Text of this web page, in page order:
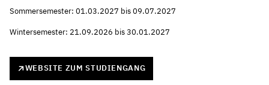
Sommersemester: 01.03.2027 bis 09.07.2027
Wintersemester: 21.09.2026 bis 30.01.2027
WEBSITE ZUM STUDIENGANG